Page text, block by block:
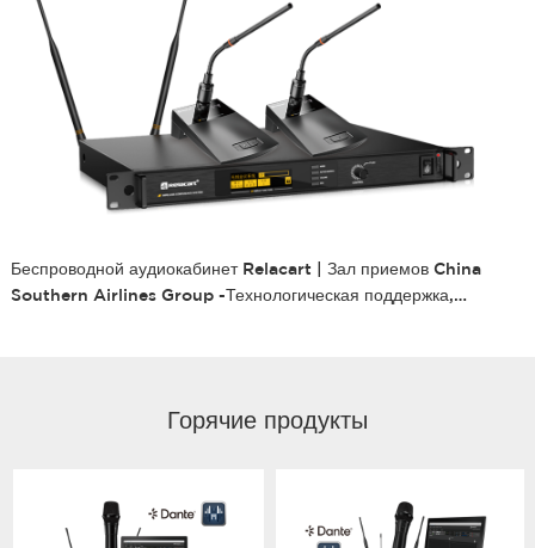
Беспроводной аудиокабинет Relacart | Зал приемов China
Southern Airlines Group -Технологическая поддержка,
Горячие продукты